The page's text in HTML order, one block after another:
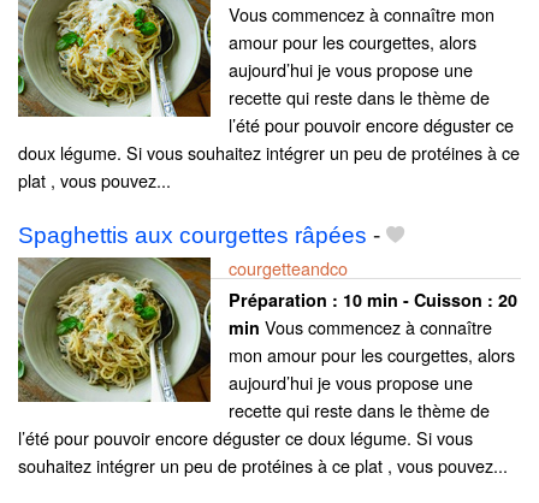
Vous commencez à connaître mon
amour pour les courgettes, alors
aujourd’hui je vous propose une
recette qui reste dans le thème de
l’été pour pouvoir encore déguster ce
doux légume. Si vous souhaitez intégrer un peu de protéines à ce
plat , vous pouvez...
Spaghettis aux courgettes râpées -
courgetteandco
Préparation : 10 min - Cuisson : 20
min Vous commencez à connaître
mon amour pour les courgettes, alors
aujourd’hui je vous propose une
recette qui reste dans le thème de
l’été pour pouvoir encore déguster ce doux légume. Si vous
souhaitez intégrer un peu de protéines à ce plat , vous pouvez...